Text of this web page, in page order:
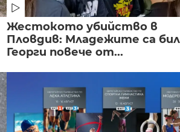
Жестокото убийство в
Пловдив: Младежите са
Георги повече от...